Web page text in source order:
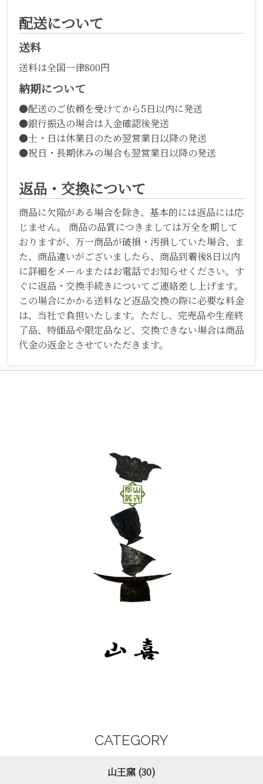
配送について
送料
送料は全国一律800円
納期について
●配送のご依頼を受けてから5日以内に発送
●銀行振込の場合は入金確認後発送
●土・日は休業日のため翌営業日以降の発送
●祝日・長期休みの場合も翌営業日以降の発送
返品・交換について
商品に欠陥がある場合を除き、基本的には返品には応
じません。 商品の品質につきましては万全を期して
おりますが、万一商品が破損・汚損していた場合、ま
た、商品違いがございましたら、商品到着後8日以内
に詳細をメールまたはお電話でお知らせください。す
ぐに返品・交換手続きについてご連絡差し上げます。
この場合にかかる送料など返品交換の際に必要な料金
は、当社で負担いたします。ただし、完売品や生産終
了品、特価品や限定品など、交換できない場合は商品
代金の返金とさせていただきます。
CATEGORY
山王窯 (30)